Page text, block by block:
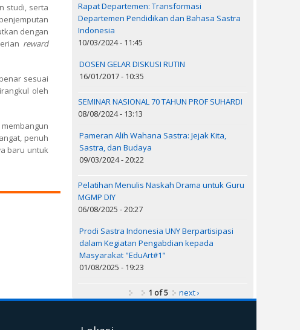
studi, serta
dengan
reward
sesuai
oleh
penuh
baru untuk
Rapat Departemen: Transformasi
Departemen Pendidikan dan Bahasa Sastra
Indonesia
10/03/2024 - 11:45
DOSEN GELAR DISKUSI RUTIN
16/01/2017 - 10:35
SEMINAR NASIONAL 70 TAHUN PROF SUHARDI
08/08/2024 - 13:13
Pameran Alih Wahana Sastra: Jejak Kita,
Sastra, dan Budaya
09/03/2024 - 20:22
Pelatihan Menulis Naskah Drama untuk Guru
MGMP DIY
06/08/2025 - 20:27
Prodi Sastra Indonesia UNY Berpartisipasi
dalam Kegiatan Pengabdian kepada
Masyarakat "EduArt#1"
01/08/2025 - 19:23
1 of 5 next ›